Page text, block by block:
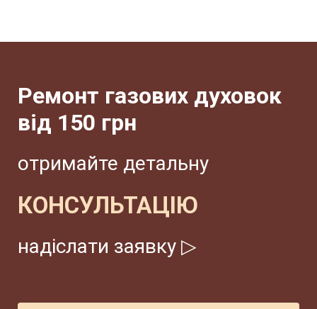
Ремонт газових духовок
від 150 грн
отримайте детальну
КОНСУЛЬТАЦІЮ
надіслати заявку ▷